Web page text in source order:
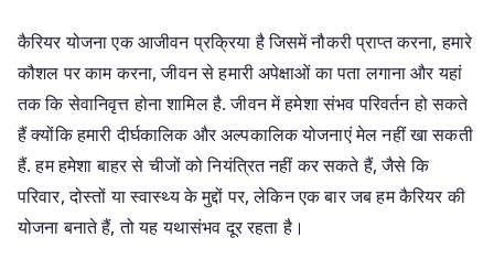
कैरियर योजना एक आजीवन प्रक्रिया है जिसमें नौकरी प्राप्त करना, हमारे
कौशल पर काम करना, जीवन से हमारी अपेक्षाओं का पता लगाना और यहां
तक ​​कि सेवानिवृत्त होना शामिल है. जीवन में हमेशा संभव परिवर्तन हो सकते
हैं क्योंकि हमारी दीर्घकालिक और अल्पकालिक योजनाएं मेल नहीं खा सकती
हैं. हम हमेशा बाहर से चीजों को नियंत्रित नहीं कर सकते हैं, जैसे कि
परिवार, दोस्तों या स्वास्थ्य के मुद्दों पर, लेकिन एक बार जब हम कैरियर की
योजना बनाते हैं, तो यह यथासंभव दूर रहता है।